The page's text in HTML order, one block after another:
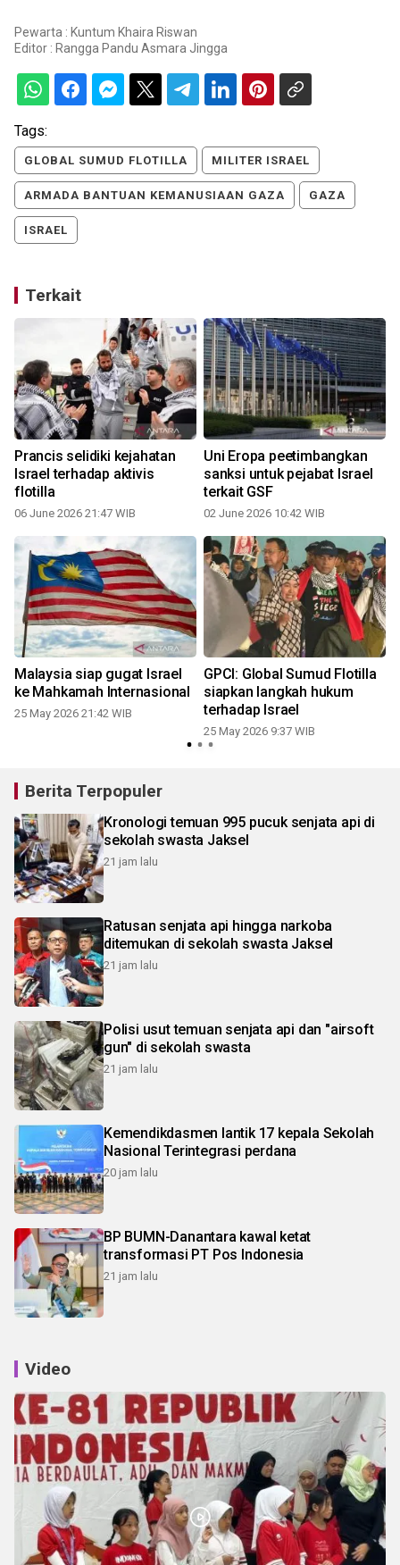
Pewarta : Kuntum Khaira Riswan
Editor : Rangga Pandu Asmara Jingga
Tags:
GLOBAL SUMUD FLOTILLA MILITER ISRAEL
ARMADA BANTUAN KEMANUSIAAN GAZA GAZA
ISRAEL
Terkait
Prancis selidiki kejahatan
Israel terhadap aktivis
flotilla
06 June 2026 21:47 WIB
Uni Eropa peetimbangkan
sanksi untuk pejabat Israel
terkait GSF
02 June 2026 10:42 WIB
Malaysia siap gugat Israel
ke Mahkamah Internasional
25 May 2026 21:42 WIB
GPCI: Global Sumud Flotilla
siapkan langkah hukum
terhadap Israel
25 May 2026 9:37 WIB
Berita Terpopuler
Kronologi temuan 995 pucuk senjata api di
sekolah swasta Jaksel
21 jam lalu
Ratusan senjata api hingga narkoba
ditemukan di sekolah swasta Jaksel
21 jam lalu
Polisi usut temuan senjata api dan "airsoft
gun" di sekolah swasta
21 jam lalu
Kemendikdasmen lantik 17 kepala Sekolah
Nasional Terintegrasi perdana
20 jam lalu
BP BUMN-Danantara kawal ketat
transformasi PT Pos Indonesia
21 jam lalu
Video